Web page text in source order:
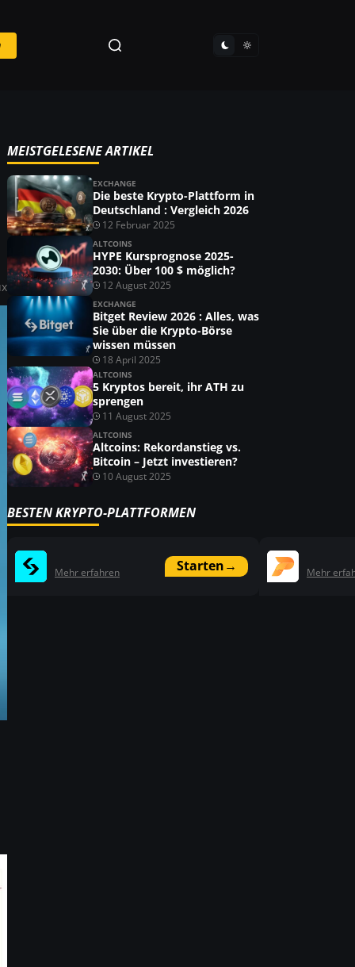
MEISTGELESENE ARTIKEL
EXCHANGE
Die beste Krypto-Plattform in
Deutschland : Vergleich 2026
12 Februar 2025
ALTCOINS
HYPE Kursprognose 2025-
2030: Über 100 $ möglich?
12 August 2025
EXCHANGE
Bitget Review 2026 : Alles, was
Sie über die Krypto-Börse
wissen müssen
18 April 2025
ALTCOINS
5 Kryptos bereit, ihr ATH zu
sprengen
11 August 2025
ALTCOINS
Altcoins: Rekordanstieg vs.
Bitcoin – Jetzt investieren?
10 August 2025
BESTEN KRYPTO-PLATTFORMEN
Starten→
Mehr erfahren Mehr